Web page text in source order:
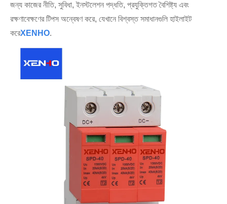
জন্য কাজের নীতি, সুবিধা, ইনস্টলেশন পদ্ধতি, প্রযুক্তিগত বৈশিষ্ট্য এবং
রক্ষণাবেক্ষণের টিপস অন্বেষণ করে, যেখানে বিশ্বস্ত সমাধানগুলি হাইলাইট
করেXENHO.